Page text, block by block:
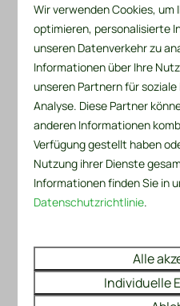
das untenstehende
Anrede
Vorname
Familienname, Nachname
Email
Wir verwenden Cookies,
optimieren, personalisierte
unseren Datenverkehr zu
Informationen über Ihre
unseren Partnern für
Analyse. Diese Partner
anderen Informationen
Verfügung gestellt haben
Nutzung ihrer Dienste
Informationen finden Sie in
Datenschutzrichtlinie.
Alle
Individuelle